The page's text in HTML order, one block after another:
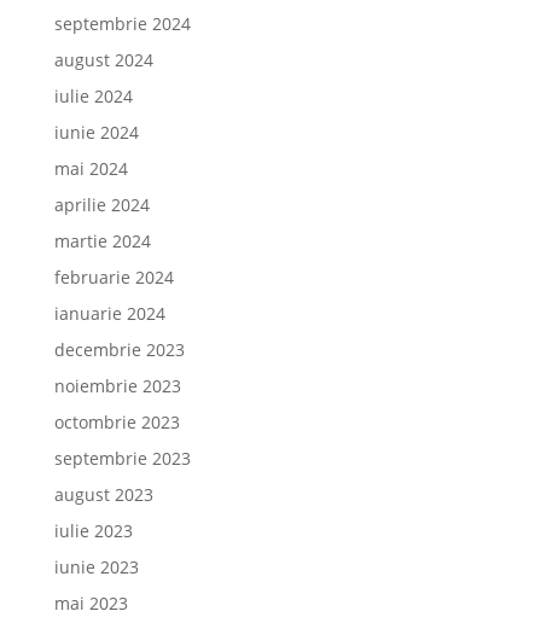
septembrie 2024
august 2024
iulie 2024
iunie 2024
mai 2024
aprilie 2024
martie 2024
februarie 2024
ianuarie 2024
decembrie 2023
noiembrie 2023
octombrie 2023
septembrie 2023
august 2023
iulie 2023
iunie 2023
mai 2023